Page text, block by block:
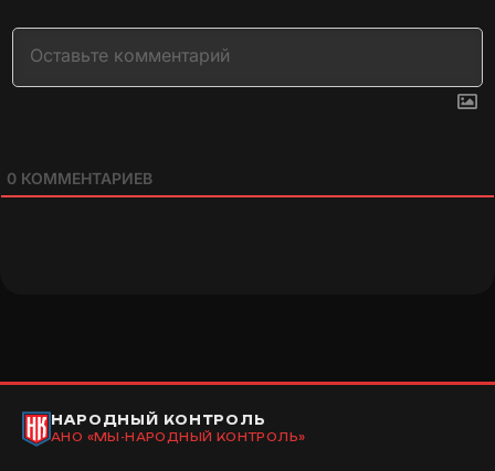
0 КОММЕНТАРИЕВ
НАРОДНЫЙ КОНТРОЛЬ
АНО «МЫ-НАРОДНЫЙ КОНТРОЛЬ»